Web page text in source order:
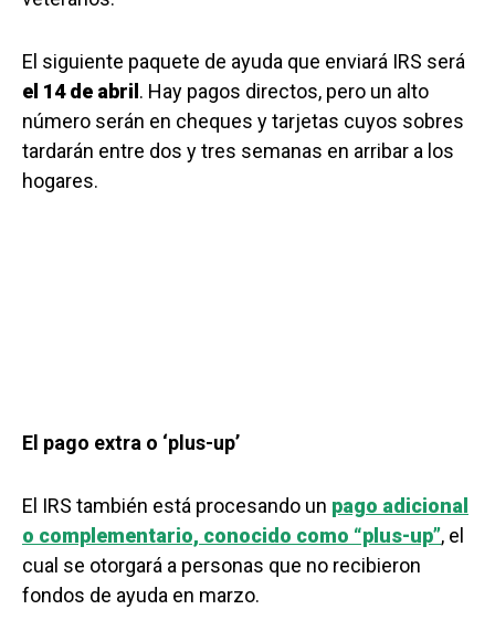
El siguiente paquete de ayuda que enviará IRS será
el 14 de abril. Hay pagos directos, pero un alto
número serán en cheques y tarjetas cuyos sobres
tardarán entre dos y tres semanas en arribar a los
hogares.
El pago extra o ‘plus-up’
El IRS también está procesando un pago adicional
o complementario, conocido como “plus-up”, el
cual se otorgará a personas que no recibieron
fondos de ayuda en marzo.